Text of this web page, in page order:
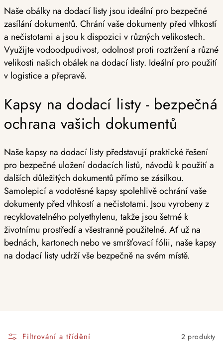
Naše obálky na dodací listy jsou ideální pro bezpečné
zasílání dokumentů. Chrání vaše dokumenty před vlhkostí
a nečistotami a jsou k dispozici v různých velikostech.
Využijte vodoodpudivost, odolnost proti roztržení a různé
velikosti našich obálek na dodací listy. Ideální pro použití
v logistice a přepravě.
Kapsy na dodací listy - bezpečná
ochrana vašich dokumentů
Naše kapsy na dodací listy představují praktické řešení
pro bezpečné uložení dodacích listů, návodů k použití a
dalších důležitých dokumentů přímo se zásilkou.
Samolepicí a vodotěsné kapsy spolehlivě ochrání vaše
dokumenty před vlhkostí a nečistotami. Jsou vyrobeny z
recyklovatelného polyethylenu, takže jsou šetrné k
životnímu prostředí a všestranně použitelné. Ať už na
bednách, kartonech nebo ve smršťovací fólii, naše kapsy
na dodací listy udrží vše bezpečně na svém místě.
Filtrování a třídění 2 produkty